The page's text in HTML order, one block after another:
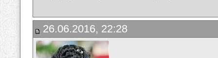
26.06.2016, 22:28